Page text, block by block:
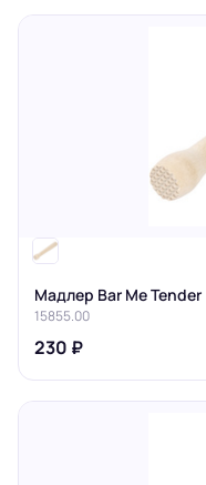
Мадлер Bar Me Tender
15855.00
230 ₽